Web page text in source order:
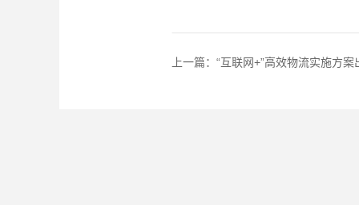
上一篇： “互联网+”高效物流实施方案